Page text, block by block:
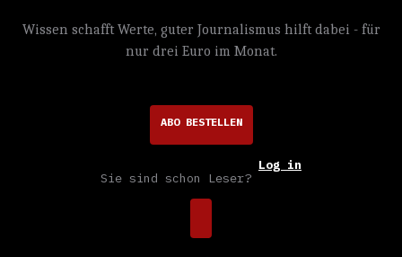
Wissen schafft Werte, guter Journalismus hilft dabei - für
nur drei Euro im Monat.
ABO BESTELLEN
Sie sind schon Leser?
Log in